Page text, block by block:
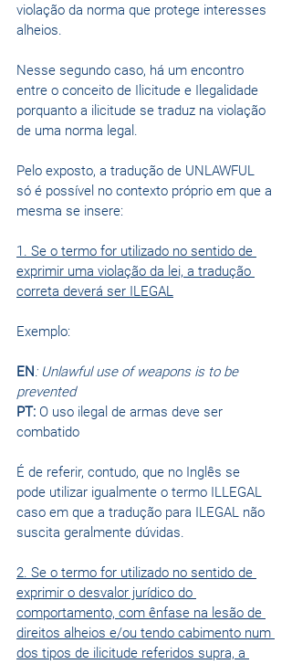
violação da norma que protege interesses
alheios.
Nesse segundo caso, há um encontro
entre o conceito de Ilicitude e Ilegalidade
porquanto a ilicitude se traduz na violação
de uma norma legal.
Pelo exposto, a tradução de UNLAWFUL
só é possível no contexto próprio em que a
mesma se insere:
1. Se o termo for utilizado no sentido de
exprimir uma violação da lei, a tradução
correta deverá ser ILEGAL
Exemplo:
EN: Unlawful use of weapons is to be
prevented
PT: O uso ilegal de armas deve ser
combatido
É de referir, contudo, que no Inglês se
pode utilizar igualmente o termo ILLEGAL
caso em que a tradução para ILEGAL não
suscita geralmente dúvidas.
2. Se o termo for utilizado no sentido de
exprimir o desvalor jurídico do
comportamento, com ênfase na lesão de
direitos alheios e/ou tendo cabimento num
dos tipos de ilicitude referidos supra, a